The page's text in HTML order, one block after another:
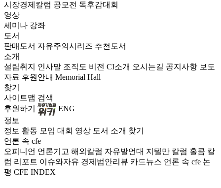
시장경제칼럼 공모전 독후감대회
영상
세미나 강좌
도서
판매도서 자유주의시리즈 추천도서
소개
설립취지 인사말 조직도 비전 CI소개 오시는길 공지사항 보도
자료 후원안내 Memorial Hall
찾기
사이트맵 검색
후원하기
ENG
정보
정보 활동 모임 대회 영상 도서 소개 찾기
언론 속 cfe
오피니언 언론기고 해외칼럼 자유발언대 지텔만 칼럼 홀콤 칼
럼 리포트 이슈와자유 경제법안리뷰 카드뉴스 언론 속 cfe 논
평 CFE INDEX